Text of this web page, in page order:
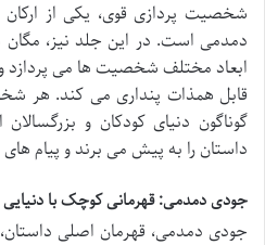
شخصیت پردازی قوی، یکی از
دمدمی است. در این جلد نیز،
ابعاد مختلف شخصیت ها می پردازد و
قابل همذات پنداری می کند. هر
گوناگون دنیای کودکان و
داستان را به پیش می برند و پیام
جودی دمدمی: قهرمانی کوچک با
جودی دمدمی، قهرمان اصلی